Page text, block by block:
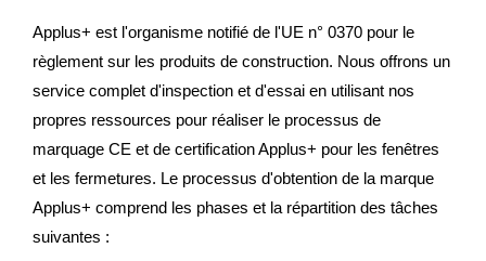
Applus+ est l'organisme notifié de l'UE n° 0370 pour le
règlement sur les produits de construction. Nous offrons un
service complet d'inspection et d'essai en utilisant nos
propres ressources pour réaliser le processus de
marquage CE et de certification Applus+ pour les fenêtres
et les fermetures. Le processus d'obtention de la marque
Applus+ comprend les phases et la répartition des tâches
suivantes :